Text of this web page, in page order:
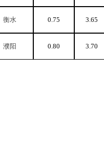
衡水 0.75 3.65
濮阳 0.80 3.70